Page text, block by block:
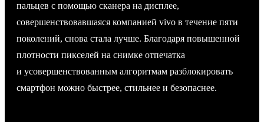
пальцев с помощью сканера на дисплее,
совершенствовавшаяся компанией vivo в течение пяти
поколений, снова стала лучше. Благодаря повышенной
плотности пикселей на снимке отпечатка
и усовершенствованным алгоритмам разблокировать
смартфон можно быстрее, стильнее и безопаснее.